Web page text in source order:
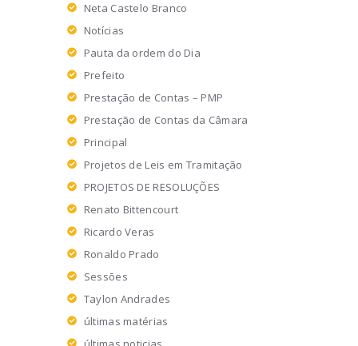
Neta Castelo Branco
Notícias
Pauta da ordem do Dia
Prefeito
Prestação de Contas – PMP
Prestação de Contas da Câmara
Principal
Projetos de Leis em Tramitação
PROJETOS DE RESOLUÇÕES
Renato Bittencourt
Ricardo Veras
Ronaldo Prado
Sessões
Taylon Andrades
últimas matérias